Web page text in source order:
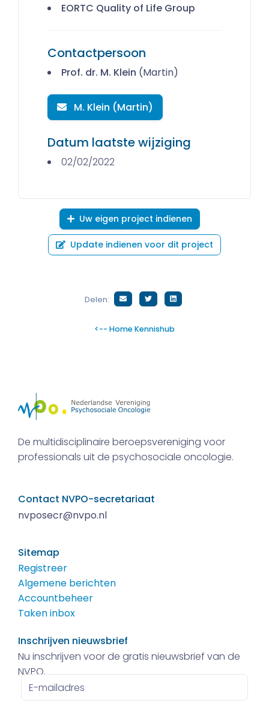
EORTC Quality of Life Group
Contactpersoon
Prof. dr. M. Klein (Martin)
M. Klein (Martin)
Datum laatste wijziging
02/02/2022
Uw eigen project indienen
Update indienen voor dit project
Delen:
<-- Home Kennishub
De multidisciplinaire beroepsvereniging voor
professionals uit de psychosociale oncologie.
Contact NVPO-secretariaat
nvposecr@nvpo.nl
Sitemap
Registreer
Algemene berichten
Accountbeheer
Taken inbox
Inschrijven nieuwsbrief
Nu inschrijven voor de gratis nieuwsbrief van de
NVPO.
E-
mailadres